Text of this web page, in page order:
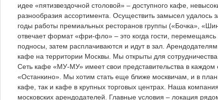
идее «пятизвездочной столовой» – доступного кафе,
разнообразия ассортимента. Осуществить замысел удалось
годы работы премиальных ресторанов группы («Бочка»,
отвечает формат «фри-фло» – это когда гости,
подносы, затем расплачиваются и идут в зал.
кафе на территории Москвы. Мы открыты для
Сеть кафе «МУ-МУ» имеет свои представительства в каждом
«Останкино». Мы хотим стать еще ближе москвичам, и в
кафе, так и кафе в крупных торговых центрах. Наша
московских арендодателей. Главные условия – локация